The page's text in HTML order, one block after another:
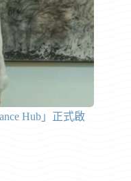
Hub」正式啟